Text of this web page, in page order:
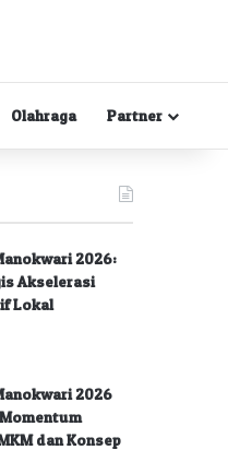
Olahraga Partner
2026:
Akselerasi
Lokal
2026
dan Konsep